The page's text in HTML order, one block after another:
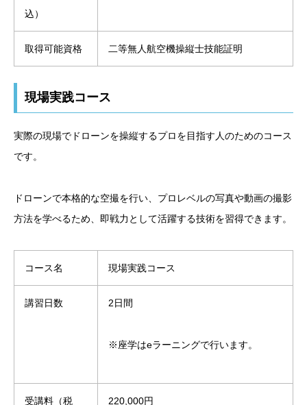
込）
取得可能資格 二等無人航空機操縦士技能証明
現場実践コース
実際の現場でドローンを操縦するプロを目指す人のためのコース
です。
ドローンで本格的な空撮を行い、プロレベルの写真や動画の撮影
方法を学べるため、即戦力として活躍する技術を習得できます。
コース名 現場実践コース
講習日数 2日間
※座学はeラーニングで行います。
受講料（税 220,000円